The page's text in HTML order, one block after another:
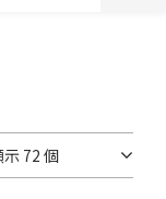
化送禮｜日韓飾物
72 個